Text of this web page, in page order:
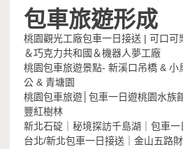
包車旅遊形成
桃園觀光工廠包車一日接送 | 可口可
＆巧克力共和國＆機器人夢工廠
桃園包車旅遊景點- 新溪口吊橋 & 小
公 & 青塘園
桃園包車旅遊│包車一日遊桃園水族
豐紅樹林
新北石碇｜秘境探訪千島湖｜包車一
台北/新北包車一日接送｜金山五路